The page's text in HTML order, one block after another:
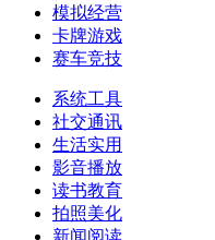
模拟经营
卡牌游戏
赛车竞技
系统工具
社交通讯
生活实用
影音播放
读书教育
拍照美化
新闻阅读